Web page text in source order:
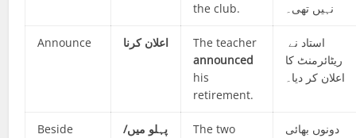
the club.
نہیں تھی۔
Announce اعلان کرنا
The teacher
announced
his
retirement.
استاد نے
ریٹائرمنٹ کا
اعلان کر دیا۔
Beside
پہلو میں/
The two
دونوں بھائی